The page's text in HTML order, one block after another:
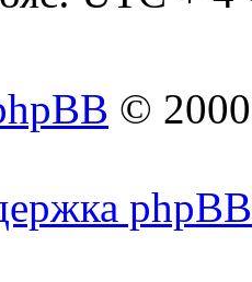
©
phpBB